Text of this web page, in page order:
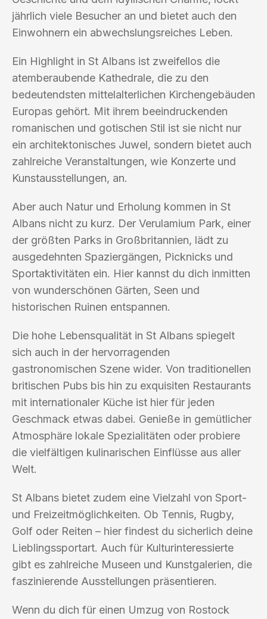
jährlich viele Besucher an und bietet auch den
Einwohnern ein abwechslungsreiches Leben.
Ein Highlight in St Albans ist zweifellos die
atemberaubende Kathedrale, die zu den
bedeutendsten mittelalterlichen Kirchengebäuden
Europas gehört. Mit ihrem beeindruckenden
romanischen und gotischen Stil ist sie nicht nur
ein architektonisches Juwel, sondern bietet auch
zahlreiche Veranstaltungen, wie Konzerte und
Kunstausstellungen, an.
Aber auch Natur und Erholung kommen in St
Albans nicht zu kurz. Der Verulamium Park, einer
der größten Parks in Großbritannien, lädt zu
ausgedehnten Spaziergängen, Picknicks und
Sportaktivitäten ein. Hier kannst du dich inmitten
von wunderschönen Gärten, Seen und
historischen Ruinen entspannen.
Die hohe Lebensqualität in St Albans spiegelt
sich auch in der hervorragenden
gastronomischen Szene wider. Von traditionellen
britischen Pubs bis hin zu exquisiten Restaurants
mit internationaler Küche ist hier für jeden
Geschmack etwas dabei. Genieße in gemütlicher
Atmosphäre lokale Spezialitäten oder probiere
die vielfältigen kulinarischen Einflüsse aus aller
Welt.
St Albans bietet zudem eine Vielzahl von Sport-
und Freizeitmöglichkeiten. Ob Tennis, Rugby,
Golf oder Reiten – hier findest du sicherlich deine
Lieblingssportart. Auch für Kulturinteressierte
gibt es zahlreiche Museen und Kunstgalerien, die
faszinierende Ausstellungen präsentieren.
Wenn du dich für einen Umzug von Rostock